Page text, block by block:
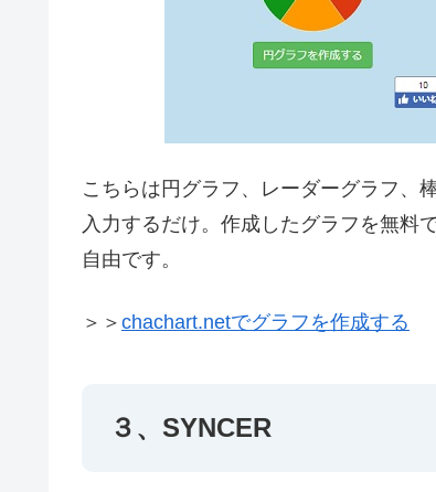
こちらは円グラフ、レーダーグラフ、
入力するだけ。作成したグラフを無料
自由です。
＞＞ chachart.netでグラフを作成する
３、SYNCER